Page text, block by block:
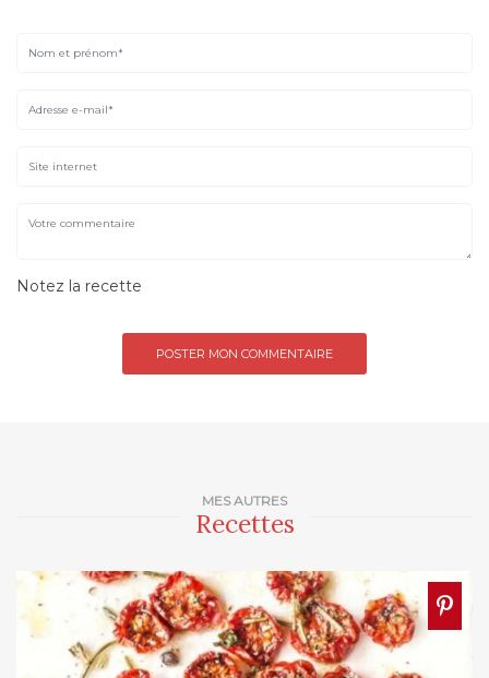
MES AUTRES
Recettes
Notez la recette